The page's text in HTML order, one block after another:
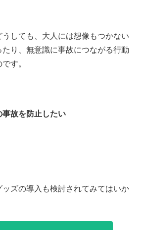
しても、大人には想像もつかない
り、無意識に事故につながる行動
す。
事故を防止したい
ズの導入も検討されてみてはいか